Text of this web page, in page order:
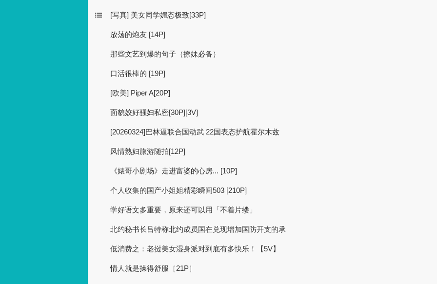
[写真] 美女同学媚态极致[33P]
放荡的炮友 [14P]
那些文艺到爆的句子（撩妹必备）
口活很棒的 [19P]
[欧美] Piper A[20P]
面貌姣好骚妇私密[30P][3V]
[20260324]巴林逼联合国动武 22国表态护航霍尔木兹
风情熟妇旅游随拍[12P]
《婊哥小剧场》走进富婆的心房... [10P]
个人收集的国产小姐姐精彩瞬间503 [210P]
学好语文多重要，原来还可以用「不着片缕」
北约秘书长吕特称北约成员国在兑现增加国防开支的承
低消费之：老挝美女湿身派对到底有多快乐！【5V】
情人就是操得舒服［21P］